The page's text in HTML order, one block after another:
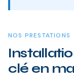
NOS PRESTATIONS
clé en